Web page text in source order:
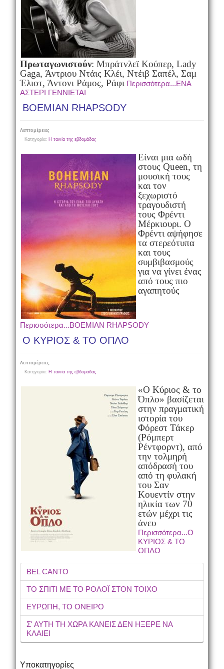
Πρωταγωνιστούν: Μπράτνλεϊ Κούπερ, Lady
Gaga, Άντριου Ντάις Κλέι, Ντέιβ Σαπέλ, Σαμ
Έλιοτ, Άντονι Ράμος, Ράφι Περισσότερα...ΕΝΑ
ΑΣΤΕΡΙ ΓΕΝΝΙΕΤΑΙ
BOEMIAN RHAPSODY
Λεπτομέρειες
Κατηγορία: Η ταινία της εβδομάδας
Eίναι μια ωδή
στους Queen, τη
μουσική τους
και τον
ξεχωριστό
τραγουδιστή
τους Φρέντι
Μέρκιουρι. O
Φρέντι αψήφησε
τα στερεότυπα
και τους
συμβιβασμούς
για να γίνει ένας
από τους πιο
αγαπητούς
Περισσότερα...BOEMIAN RHAPSODY
Ο ΚΥΡΙΟΣ & ΤΟ ΟΠΛΟ
Λεπτομέρειες
Κατηγορία: Η ταινία της εβδομάδας
«Ο Κύριος & το
Όπλο» βασίζεται
στην πραγματική
ιστορία του
Φόρεστ Τάκερ
(Ρόμπερτ
Ρέντφορντ), από
την τολμηρή
απόδρασή του
από τη φυλακή
του Σαν
Κουεντίν στην
ηλικία των 70
ετών μέχρι τις
άνευ
Περισσότερα...Ο
ΚΥΡΙΟΣ & ΤΟ
ΟΠΛΟ
BEL CANTO
ΤΟ ΣΠΙΤΙ ΜΕ ΤΟ ΡΟΛΟΪ ΣΤΟΝ ΤΟΙΧΟ
ΕΥΡΩΠΗ, ΤΟ ΟΝΕΙΡΟ
Σ' ΑΥΤΗ ΤΗ ΧΩΡΑ ΚΑΝΕΙΣ ΔΕΝ ΗΞΕΡΕ ΝΑ
ΚΛΑΙΕΙ
Υποκατηγορίες